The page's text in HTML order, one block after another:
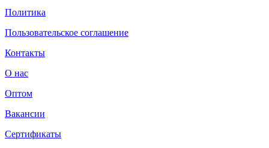
Политика
Пользовательское соглашение
Контакты
О нас
Оптом
Вакансии
Сертификаты